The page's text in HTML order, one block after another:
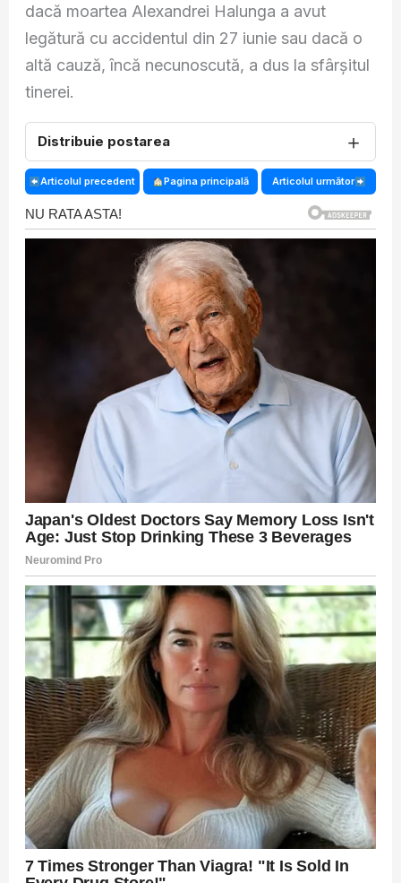
dacă moartea Alexandrei Halunga a avut
legătură cu accidentul din 27 iunie sau dacă o
altă cauză, încă necunoscută, a dus la sfârșitul
tinerei.
Distribuie postarea ＋
Articolul precedent Pagina principală Articolul următor